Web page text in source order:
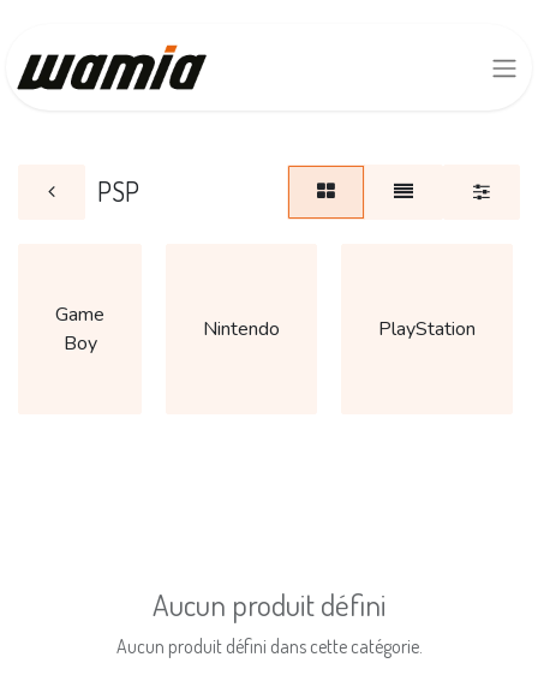
PSP
Game
Boy
Nintendo PlayStation
Aucun produit défini
Aucun produit défini dans cette catégorie.